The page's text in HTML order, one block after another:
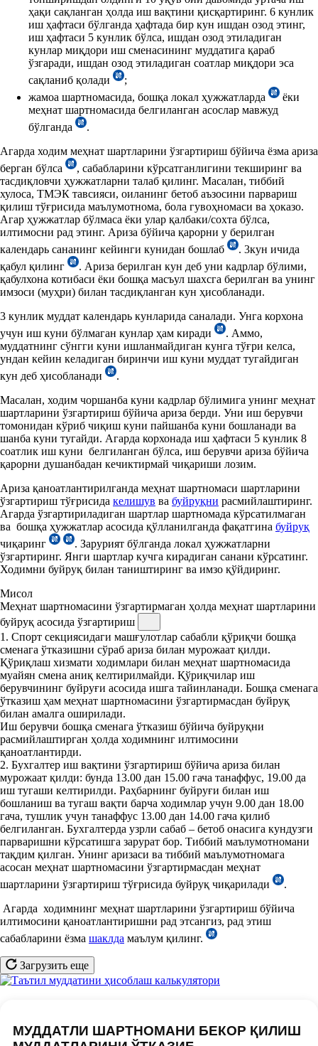
ҳақи сақланган ҳолда иш вақтини қисқартиринг. 6 кунлик
иш ҳафтаси бўлганда ҳафтада бир кун ишдан озод этинг,
иш ҳафтаси 5 кунлик бўлса, ишдан озод этиладиган
кунлар миқдори иш сменасининг муддатига қараб
ўзгаради, ишдан озод этиладиган соатлар миқдори эса
сақланиб қолади
;
жамоа шартномасида, бошқа локал ҳужжатларда
ёки
меҳнат шартномасида белгиланган асослар мавжуд
бўлганда
.
Агарда ходим меҳнат шартларини ўзгартириш бўйича ёзма ариза
берган бўлса
, сабабларини кўрсатганлигини текширинг ва
тасдиқловчи ҳужжатларни талаб қилинг. Масалан, тиббий
хулоса, ТМЭК тавсияси, оиланинг бетоб аъзосини парвариш
қилиш тўғрисида маълумотнома, бола гувоҳномаси ва ҳоказо.
Агар ҳужжатлар бўлмаса ёки улар қалбаки/сохта бўлса,
илтимосни рад этинг. Ариза бўйича қарорни у берилган
календарь сананинг кейинги кунидан бошлаб
. 3кун ичида
қабул қилинг
. Ариза берилган кун деб уни кадрлар бўлими,
қабулхона котибаси ёки бошқа масъул шахсга берилган ва унинг
имзоси (муҳри) билан тасдиқланган кун ҳисобланади.
3 кунлик муддат календарь кунларида саналади. Унга корхона
учун иш куни бўлмаган кунлар ҳам киради
. Аммо,
муддатнинг сўнгги куни ишланмайдиган кунга тўғри келса,
ундан кейин келадиган биринчи иш куни муддат тугайдиган
кун деб ҳисобланади
.
Масалан, ходим чоршанба куни кадрлар бўлимига унинг меҳнат
шартларини ўзгартириш бўйича ариза берди. Уни иш берувчи
томонидан кўриб чиқиш куни пайшанба куни бошланади ва
шанба куни тугайди. Агарда корхонада иш ҳафтаси 5 кунлик 8
соатлик иш куни белгиланган бўлса, иш берувчи ариза бўйича
қарорни душанбадан кечиктирмай чиқариши лозим.
Ариза қаноатлантирилганда меҳнат шартномаси шартларини
ўзгартириш тўғрисида келишув ва буйруқни расмийлаштиринг.
Агарда ўзгартириладиган шартлар шартномада кўрсатилмаган
ва бошқа ҳужжатлар асосида қўлланилганда фақатгина буйруқ
чиқаринг
. Зарурият бўлганда локал ҳужжатларни
ўзгартиринг. Янги шартлар кучга кирадиган санани кўрсатинг.
Ходимни буйруқ билан таништиринг ва имзо қўйдиринг.
Мисол
Меҳнат шартномасини ўзгартирмаган ҳолда меҳнат шартларини
буйруқ асосида ўзгартириш
1. Спорт секциясидаги машғулотлар сабабли қўриқчи бошқа
сменага ўтказишни сўраб ариза билан мурожаат қилди.
Қўриқлаш хизмати ходимлари билан меҳнат шартномасида
муайян смена аниқ келтирилмайди. Қўриқчилар иш
берувчининг буйруғи асосида ишга тайинланади. Бошқа сменага
ўтказиш ҳам меҳнат шартномасини ўзгартирмасдан буйруқ
билан амалга оширилади.
Иш берувчи бошқа сменага ўтказиш бўйича буйруқни
расмийлаштирган ҳолда ходимнинг илтимосини
қаноатлантирди.
2. Бухгалтер иш вақтини ўзгартириш бўйича ариза билан
мурожаат қилди: бунда 13.00 дан 15.00 гача танаффус, 19.00 да
иш тугаши келтирилди. Раҳбарнинг буйруғи билан иш
бошланиш ва тугаш вақти барча ходимлар учун 9.00 дан 18.00
гача, тушлик учун танаффус 13.00 дан 14.00 гача қилиб
белгиланган. Бухгалтерда узрли сабаб – бетоб онасига кундузги
парваришни кўрсатишга зарурат бор. Тиббий маълумотномани
тақдим қилган. Унинг аризаси ва тиббий маълумотномага
асосан меҳнат шартномасини ўзгартирмасдан меҳнат
шартларини ўзгартириш тўғрисида буйруқ чиқарилади
.
Агарда ходимнинг меҳнат шартларини ўзгартириш бўйича
илтимосини қаноатлантиришни рад этсангиз, рад этиш
сабабларини ёзма шаклда маълум қилинг.
Загрузить еще
МУДДАТЛИ ШАРТНОМАНИ БЕКОР ҚИЛИШ